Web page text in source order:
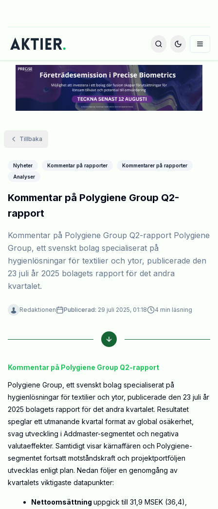
Tillbaka
Nyheter Kommentar på rapporter
Kommentarer på rapporter
Analyser
Kommentar på Polygiene Group Q2-
rapport
Kommentar på Polygiene Group Q2-rapport Polygiene
Group, ett svenskt bolag specialiserat på
hygienlösningar för textilier och ytor, publicerade den
23 juli år 2025 bolagets rapport för det andra
kvartalet.
Redaktionen Publicerad: 29 juli 2025, 01:18 4 min läsning
Kommentar på Polygiene Group Q2-rapport
Polygiene Group, ett svenskt bolag specialiserat på
hygienlösningar för textilier och ytor, publicerade den 23 juli år
2025 bolagets rapport för det andra kvartalet. Resultatet
speglar ett utmanande kvartal format av global osäkerhet,
svag utveckling i Addmaster-segmentet och negativa
valutaeffekter. Samtidigt visar kärnaffären och Polygiene-
segmentet fortsatt motståndskraft och projektportföljen
utvecklas enligt plan. Nedan följer en genomgång av
kvartalets viktigaste datapunkter:
Nettoomsättning uppgick till 31,9 MSEK (36,4),